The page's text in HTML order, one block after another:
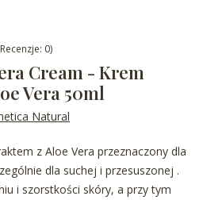
0)
Cream - Krem
Vera 50ml
Natural
z Aloe Vera przeznaczony dla
dla suchej i przesuszonej .
i szorstkości skóry, a przy tym